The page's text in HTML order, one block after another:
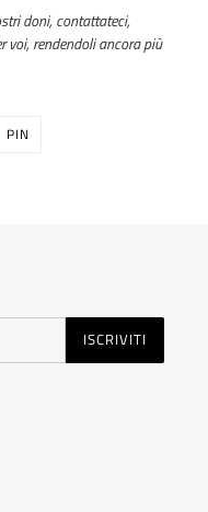
doni, contattateci,
voi, rendendoli ancora più
PIN
ISCRIVITI